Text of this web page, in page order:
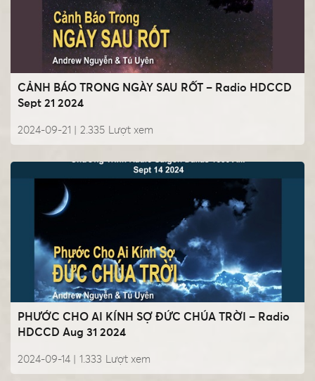
CẢNH BÁO TRONG NGÀY SAU RỐT – Radio HDCCD
Sept 21 2024
2024-09-21 | Lượt xem
2.335
PHƯỚC CHO AI KÍNH SỢ ĐỨC CHÚA TRỜI – Radio
HDCCD Aug 31 2024
2024-09-14 | Lượt xem
1.333